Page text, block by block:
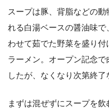
スープは豚、背脂などの
れる白湯ベースの醤油味
わせて茹でた野菜を盛り
ラーメン。オープン記念
したが、なくなり次第終了
まずは混ぜずにスープを